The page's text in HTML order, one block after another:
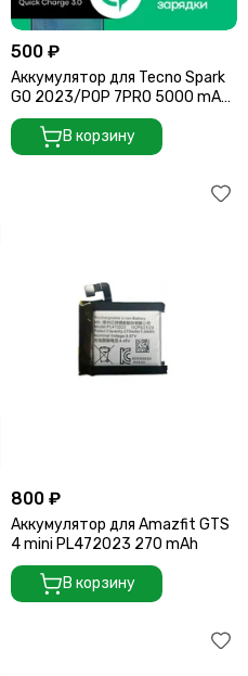
500 ₽
Аккумулятор для Tecno Spark
GO 2023/POP 7PRO 5000 mAh
(BL-49NT)
В корзину
800 ₽
Аккумулятор для Amazfit GTS
4 mini PL472023 270 mAh
В корзину